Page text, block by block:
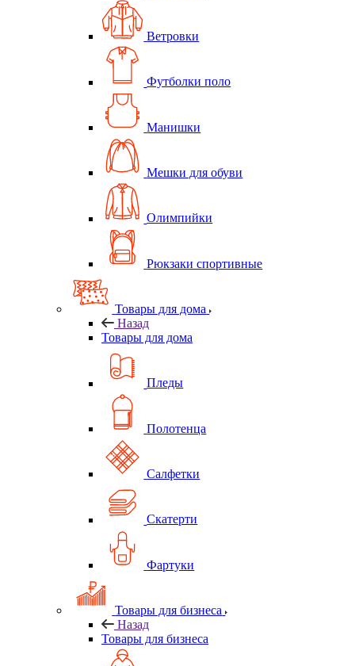
Ветровки
Футболки поло
Манишки
Мешки для обуви
Олимпийки
Рюкзаки спортивные
Товары для дома
Назад
Товары для дома
Пледы
Полотенца
Салфетки
Скатерти
Фартуки
Товары для бизнеса
Назад
Товары для бизнеса